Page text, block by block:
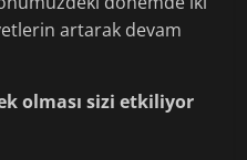
artarak devam
olması sizi etkiliyor